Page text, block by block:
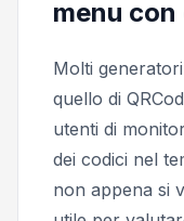
menu con
Molti
quello di
utenti di
dei codici nel
non appena si